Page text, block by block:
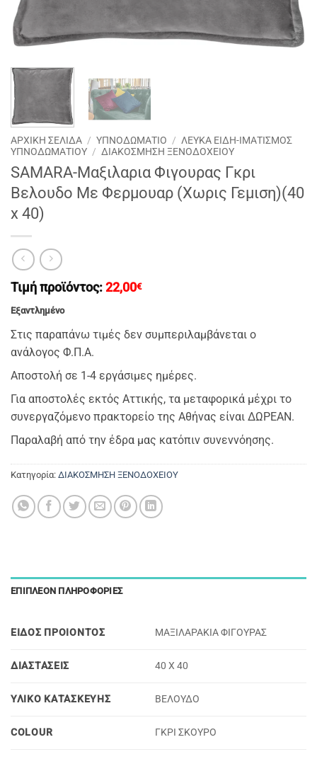
ΑΡΧΙΚΉ ΣΕΛΊΔΑ / ΥΠΝΟΔΩΜΑΤΙΟ / ΛΕΥΚΑ ΕΙΔΗ-ΙΜΑΤΙΣΜΟΣ
ΥΠΝΟΔΩΜΑΤΙΟΥ / ΔΙΑΚΟΣΜΗΣΗ ΞΕΝΟΔΟΧΕΙΟΥ
SAMARA-Μαξιλαρια Φιγουρας Γκρι
Βελουδο Με Φερμουαρ (Χωρις Γεμιση)(40
x 40)
Τιμή προϊόντος: 22,00€
Εξαντλημένο
Στις παραπάνω τιμές δεν συμπεριλαμβάνεται ο
ανάλογος Φ.Π.Α.
Αποστολή σε 1-4 εργάσιμες ημέρες.
Για αποστολές εκτός Αττικής, τα μεταφορικά μέχρι το
συνεργαζόμενο πρακτορείο της Αθήνας είναι ΔΩΡΕΑΝ.
Παραλαβή από την έδρα μας κατόπιν συνεννόησης.
Κατηγορία: ΔΙΑΚΟΣΜΗΣΗ ΞΕΝΟΔΟΧΕΙΟΥ
ΕΠΙΠΛΈΟΝ ΠΛΗΡΟΦΟΡΊΕΣ
ΕΙΔΟΣ ΠΡΟΙΟΝΤΟΣ ΜΑΞΙΛΑΡΑΚΙΑ ΦΙΓΟΥΡΑΣ
ΔΙΑΣΤΑΣΕΙΣ 40 X 40
ΥΛΙΚΟ ΚΑΤΑΣΚΕΥΗΣ ΒΕΛΟΥΔΟ
COLOUR ΓΚΡΙ ΣΚΟΥΡΟ